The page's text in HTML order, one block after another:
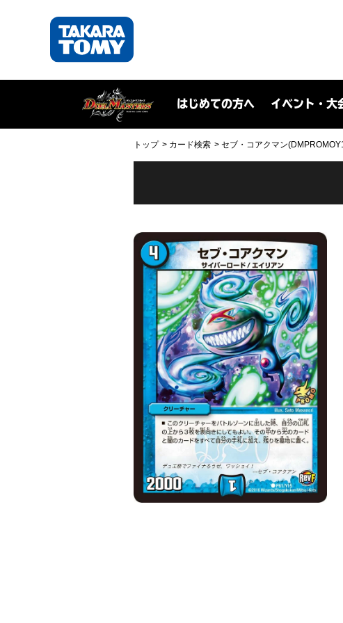
はじめての方へ イベント・大
トップ カード検索 セブ・コアクマン